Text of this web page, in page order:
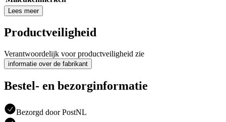
Lees meer
Productveiligheid
Verantwoordelijk voor productveiligheid zie
informatie over de fabrikant
Bestel- en bezorginformatie
Bezorgd door PostNL